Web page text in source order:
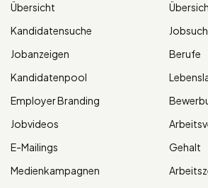
Übersicht
Kandidatensuche
Jobanzeigen
Kandidatenpool
Employer Branding
Jobvideos
E-Mailings
Medienkampagnen
Berufe
Gehalt